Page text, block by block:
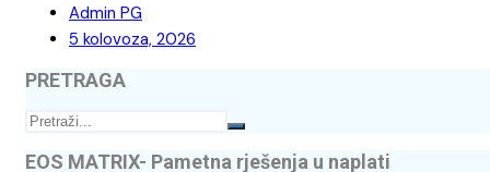
Admin PG
5 kolovoza, 2026
PRETRAGA
EOS MATRIX- Pametna rješenja u naplati